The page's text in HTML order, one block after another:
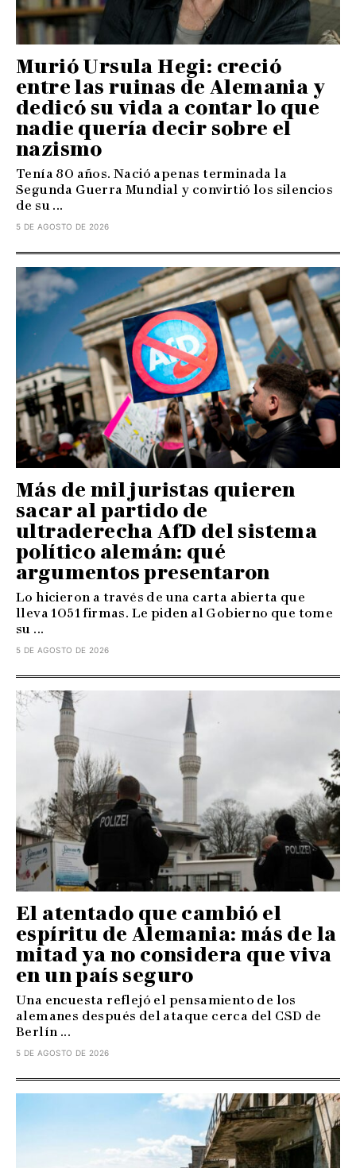
Murió Ursula Hegi: creció
entre las ruinas de Alemania y
dedicó su vida a contar lo que
nadie quería decir sobre el
nazismo
Tenía 80 años. Nació apenas terminada la
Segunda Guerra Mundial y convirtió los silencios
de su ...
5 DE AGOSTO DE 2026
Más de mil juristas quieren
sacar al partido de
ultraderecha AfD del sistema
político alemán: qué
argumentos presentaron
Lo hicieron a través de una carta abierta que
lleva 1051 firmas. Le piden al Gobierno que tome
su ...
5 DE AGOSTO DE 2026
El atentado que cambió el
espíritu de Alemania: más de la
mitad ya no considera que viva
en un país seguro
Una encuesta reflejó el pensamiento de los
alemanes después del ataque cerca del CSD de
Berlín ...
5 DE AGOSTO DE 2026